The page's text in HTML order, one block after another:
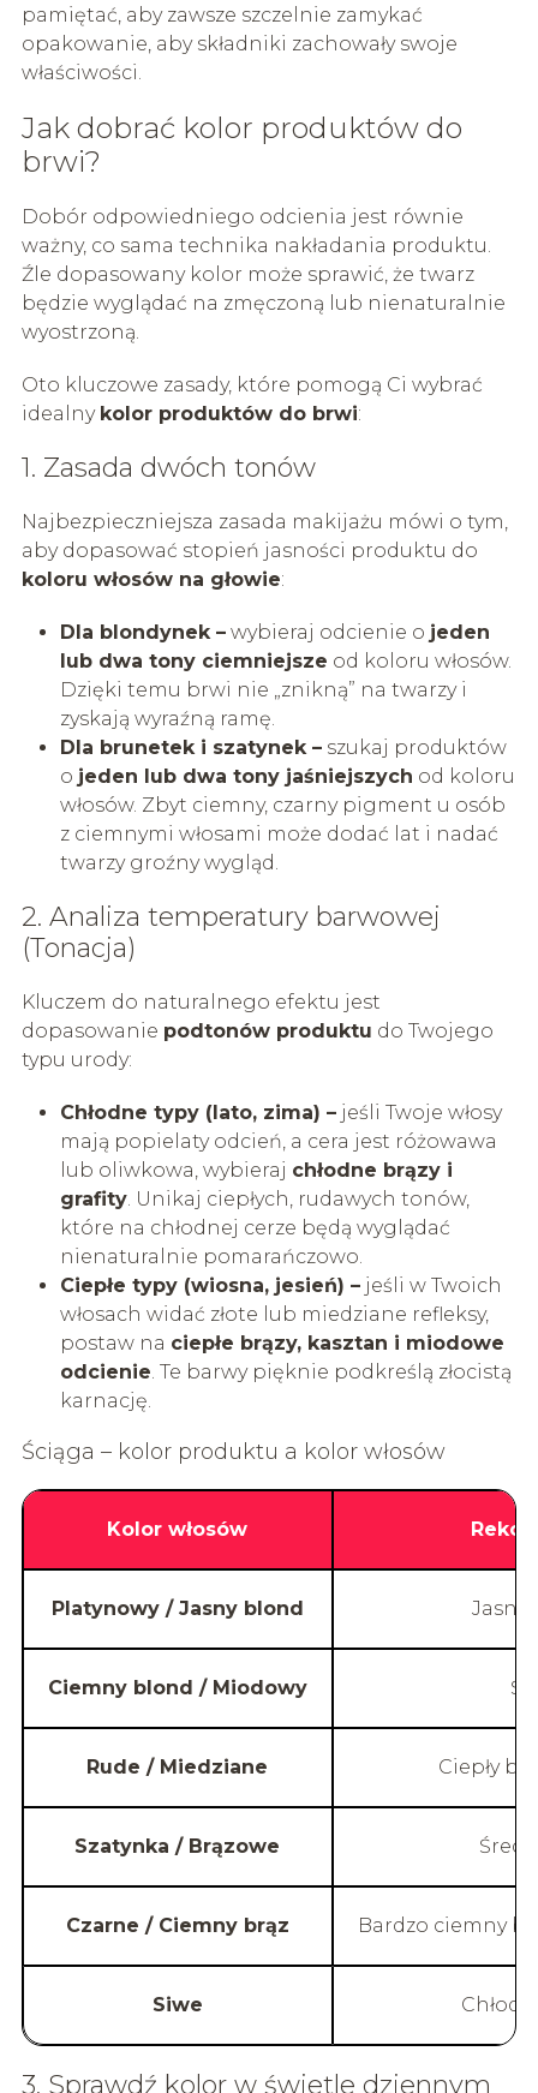
pamiętać, aby zawsze szczelnie zamykać
opakowanie, aby składniki zachowały swoje
właściwości.
Jak dobrać kolor produktów do
brwi?
Dobór odpowiedniego odcienia jest równie
ważny, co sama technika nakładania produktu.
Źle dopasowany kolor może sprawić, że twarz
będzie wyglądać na zmęczoną lub nienaturalnie
wyostrzoną.
Oto kluczowe zasady, które pomogą Ci wybrać
idealny kolor produktów do brwi:
1. Zasada dwóch tonów
Najbezpieczniejsza zasada makijażu mówi o tym,
aby dopasować stopień jasności produktu do
koloru włosów na głowie:
Dla blondynek –wybieraj odcienie o jeden
lub dwa tony ciemniejsze od koloru włosów.
Dzięki temu brwi nie „znikną” na twarzy i
zyskają wyraźną ramę.
Dla brunetek i szatynek –szukaj produktów
o jeden lub dwa tony jaśniejszych od koloru
włosów. Zbyt ciemny, czarny pigment u osób
z ciemnymi włosami może dodać lat i nadać
twarzy groźny wygląd.
2. Analiza temperatury barwowej
(Tonacja)
Kluczem do naturalnego efektu jest
dopasowanie podtonów produktu do Twojego
typu urody:
Chłodne typy (lato, zima) –jeśli Twoje włosy
mają popielaty odcień, a cera jest różowawa
lub oliwkowa, wybieraj chłodne brązy i
grafity. Unikaj ciepłych, rudawych tonów,
które na chłodnej cerze będą wyglądać
nienaturalnie pomarańczowo.
Ciepłe typy (wiosna, jesień) –jeśli w Twoich
włosach widać złote lub miedziane refleksy,
postaw na ciepłe brązy, kasztan i miodowe
odcienie. Te barwy pięknie podkreślą złocistą
karnację.
Ściąga – kolor produktu a kolor włosów
Kolor włosów
Platynowy / Jasny blond
Ciemny blond / Miodowy
Rude / Miedziane Ciepły
Szatynka / Brązowe
Czarne / Ciemny brąz Bardzo ciemny
Siwe
3. Sprawdź kolor w świetle dziennym